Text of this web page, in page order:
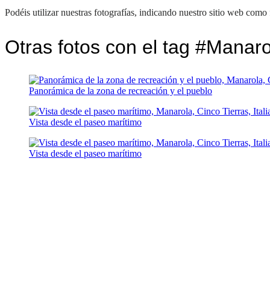
Podéis utilizar nuestras fotografías, indicando nuestro sitio web como
Otras fotos con el tag
Panorámica de la zona de recreación y el pueblo
Vista desde el paseo marítimo
Vista desde el paseo marítimo